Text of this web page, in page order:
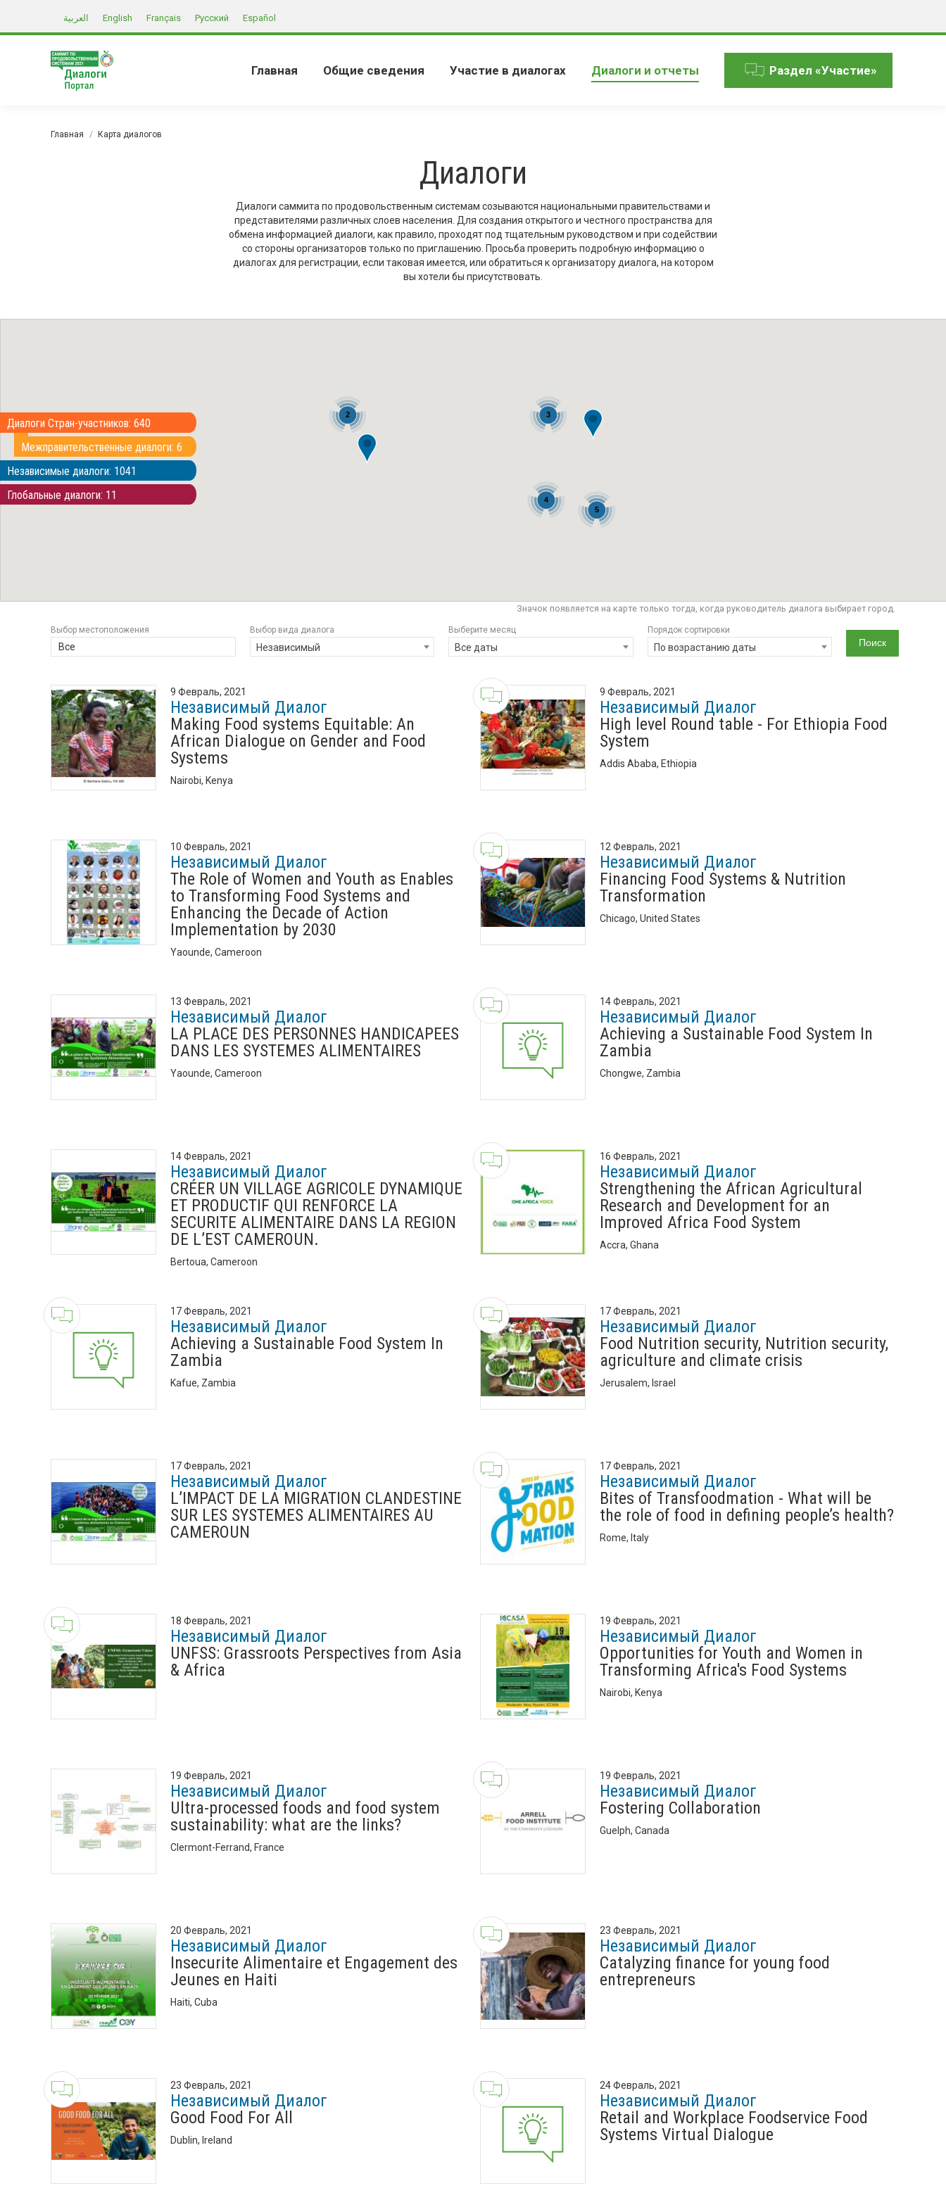
العربية English Français Русский Español
Главная Общие сведения Участие в диалогах Диалоги и отчеты Раздел «Участие»
Вы здесь:
Главная Карта диалогов
Диалоги
Диалоги саммита по продовольственным системам созываются национальными правительствами и
представителями различных слоев населения. Для создания открытого и честного пространства для
обмена информацией диалоги, как правило, проходят под тщательным руководством и при содействии
со стороны организаторов только по приглашению. Просьба проверить подробную информацию о
диалогах для регистрации, если таковая имеется, или обратиться к организатору диалога, на котором
вы хотели бы присутствовать.
Диалоги Стран-участников: 640
Межправительственные диалоги: 6
Независимые диалоги: 1041
Глобальные диалоги: 11
5
4
2 3
Значок появляется на карте только тогда, когда руководитель диалога выбирает город.
Выбор местоположения
Все
Выбор вида диалога
Независимый
Выберите месяц
Все даты
Порядок сортировки
По возрастанию даты
9 Февраль, 2021
Независимый Диалог
Making Food systems Equitable: An
African Dialogue on Gender and Food
Systems
Nairobi, Kenya
9 Февраль, 2021
Независимый Диалог
High level Round table - For Ethiopia Food
System
Addis Ababa, Ethiopia
10 Февраль, 2021
Независимый Диалог
The Role of Women and Youth as Enables
to Transforming Food Systems and
Enhancing the Decade of Action
Implementation by 2030
Yaounde, Cameroon
12 Февраль, 2021
Независимый Диалог
Financing Food Systems & Nutrition
Transformation
Chicago, United States
13 Февраль, 2021
Независимый Диалог
LA PLACE DES PERSONNES HANDICAPEES
DANS LES SYSTEMES ALIMENTAIRES
Yaounde, Cameroon
14 Февраль, 2021
Независимый Диалог
Achieving a Sustainable Food System In
Zambia
Chongwe, Zambia
14 Февраль, 2021
Независимый Диалог
CRÉER UN VILLAGE AGRICOLE DYNAMIQUE
ET PRODUCTIF QUI RENFORCE LA
SECURITE ALIMENTAIRE DANS LA REGION
DE L’EST CAMEROUN.
Bertoua, Cameroon
16 Февраль, 2021
Независимый Диалог
Strengthening the African Agricultural
Research and Development for an
Improved Africa Food System
Accra, Ghana
17 Февраль, 2021
Независимый Диалог
Achieving a Sustainable Food System In
Zambia
Kafue, Zambia
17 Февраль, 2021
Независимый Диалог
Food Nutrition security, Nutrition security,
agriculture and climate crisis
Jerusalem, Israel
17 Февраль, 2021
Независимый Диалог
L’IMPACT DE LA MIGRATION CLANDESTINE
SUR LES SYSTEMES ALIMENTAIRES AU
CAMEROUN
17 Февраль, 2021
Независимый Диалог
Bites of Transfoodmation - What will be
the role of food in defining people’s health?
Rome, Italy
18 Февраль, 2021
Независимый Диалог
UNFSS: Grassroots Perspectives from Asia
& Africa
19 Февраль, 2021
Независимый Диалог
Opportunities for Youth and Women in
Transforming Africa's Food Systems
Nairobi, Kenya
19 Февраль, 2021
Независимый Диалог
Ultra-processed foods and food system
sustainability: what are the links?
Clermont-Ferrand, France
19 Февраль, 2021
Независимый Диалог
Fostering Collaboration
Guelph, Canada
20 Февраль, 2021
Независимый Диалог
Insecurite Alimentaire et Engagement des
Jeunes en Haiti
Haiti, Cuba
23 Февраль, 2021
Независимый Диалог
Catalyzing finance for young food
entrepreneurs
23 Февраль, 2021
Независимый Диалог
Good Food For All
Dublin, Ireland
24 Февраль, 2021
Независимый Диалог
Retail and Workplace Foodservice Food
Systems Virtual Dialogue